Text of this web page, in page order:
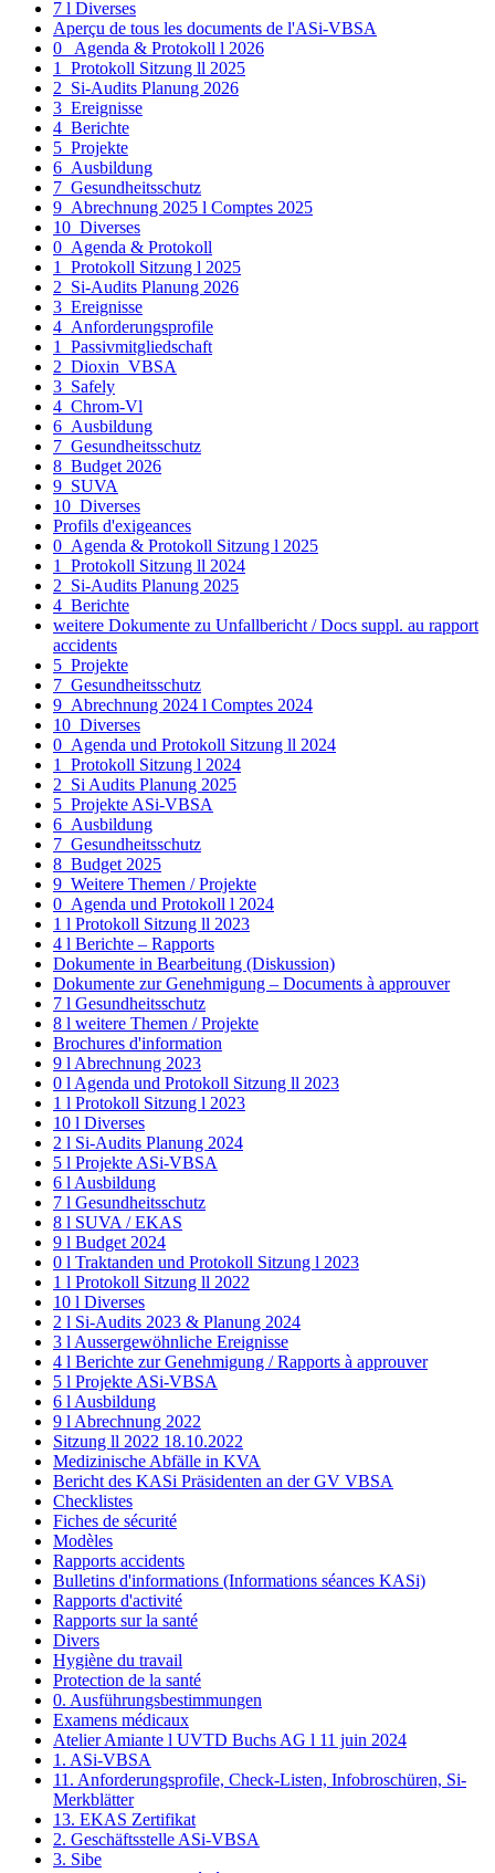
7 l Diverses
Aperçu de tous les documents de l'ASi-VBSA
0_ Agenda & Protokoll l 2026
1_Protokoll Sitzung ll 2025
2_Si-Audits Planung 2026
3_Ereignisse
4_Berichte
5_Projekte
6_Ausbildung
7_Gesundheitsschutz
9_Abrechnung 2025 l Comptes 2025
10_Diverses
0_Agenda & Protokoll
1_Protokoll Sitzung l 2025
2_Si-Audits Planung 2026
3_Ereignisse
4_Anforderungsprofile
1_Passivmitgliedschaft
2_Dioxin_VBSA
3_Safely
4_Chrom-Vl
6_Ausbildung
7_Gesundheitsschutz
8_Budget 2026
9_SUVA
10_Diverses
Profils d'exigeances
0_Agenda & Protokoll Sitzung l 2025
1_Protokoll Sitzung ll 2024
2_Si-Audits Planung 2025
4_Berichte
weitere Dokumente zu Unfallbericht / Docs suppl. au rapport
accidents
5_Projekte
7_Gesundheitsschutz
9_Abrechnung 2024 l Comptes 2024
10_Diverses
0_Agenda und Protokoll Sitzung ll 2024
1_Protokoll Sitzung l 2024
2_Si Audits Planung 2025
5_Projekte ASi-VBSA
6_Ausbildung
7_Gesundheitsschutz
8_Budget 2025
9_Weitere Themen / Projekte
0_Agenda und Protokoll l 2024
1 l Protokoll Sitzung ll 2023
4 l Berichte – Rapports
Dokumente in Bearbeitung (Diskussion)
Dokumente zur Genehmigung – Documents à approuver
7 l Gesundheitsschutz
8 l weitere Themen / Projekte
Brochures d'information
9 l Abrechnung 2023
0 l Agenda und Protokoll Sitzung ll 2023
1 l Protokoll Sitzung l 2023
10 l Diverses
2 l Si-Audits Planung 2024
5 l Projekte ASi-VBSA
6 l Ausbildung
7 l Gesundheitsschutz
8 l SUVA / EKAS
9 l Budget 2024
0 l Traktanden und Protokoll Sitzung l 2023
1 l Protokoll Sitzung ll 2022
10 l Diverses
2 l Si-Audits 2023 & Planung 2024
3 l Aussergewöhnliche Ereignisse
4 l Berichte zur Genehmigung / Rapports à approuver
5 l Projekte ASi-VBSA
6 l Ausbildung
9 l Abrechnung 2022
Sitzung ll 2022 18.10.2022
Medizinische Abfälle in KVA
Bericht des KASi Präsidenten an der GV VBSA
Checklistes
Fiches de sécurité
Modèles
Rapports accidents
Bulletins d'informations (Informations séances KASi)
Rapports d'activité
Rapports sur la santé
Divers
Hygiène du travail
Protection de la santé
0. Ausführungsbestimmungen
Examens médicaux
Atelier Amiante l UVTD Buchs AG l 11 juin 2024
1. ASi-VBSA
11. Anforderungsprofile, Check-Listen, Infobroschüren, Si-
Merkblätter
13. EKAS Zertifikat
2. Geschäftsstelle ASi-VBSA
3. Sibe